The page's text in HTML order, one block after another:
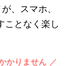
、スマホ、
ことなく楽し
かりません ／